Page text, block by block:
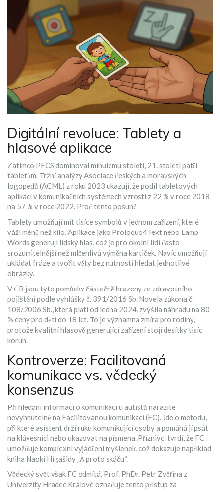
Digitální revoluce: Tablety a
hlasové aplikace
Zatímco PECS dominoval minulému století, 21. století patří
tabletům. Tržní analýzy Asociace českých a moravských
logopedů (ACML) z roku 2023 ukazují, že podíl tabletových
aplikací v komunikačních systémech vzrostl z 22 % v roce 2018
na 57 % v roce 2022. Proč tento posun?
Tablety umožňují mít tisíce symbolů v jednom zařízení, které
váží méně než kilo. Aplikace jako Proloquo4Textnebo Lamp
Words generují lidský hlas, což je pro okolní lidi často
srozumitelnější než mlčenlivá výměna kartiček. Navíc umožňují
ukládat fráze a tvořit věty bez nutnosti hledat jednotlivé
obrázky.
V ČR jsou tyto pomůcky částečně hrazeny ze zdravotního
pojištění podle vyhlášky č. 391/2016 Sb. Novela zákona č.
108/2006 Sb., která platí od ledna 2024, zvýšila náhradu na 80
% ceny pro děti do 18 let. To je významná zmíra pro rodiny,
protože kvalitní hlasově generující zařízení stojí desítky tisíc
korun.
Kontroverze: Facilitovaná
komunikace vs. vědecký
konsenzus
Při hledání informací o komunikaci u autistů narazíte
nevyhnutelně na Facilitovanou komunikaci (FC). Jde o metodu,
při které asistent drží ruku komunikující osoby a pomáhá jí psát
na klávesnici nebo ukazovat na písmena. Příznivci tvrdí, že FC
umožňuje komplexní vyjádření myšlenek, což dokazuje například
kniha Naoki Higašidy „A proto skáču“.
Vědecký svět však FC odmítá. Prof. PhDr. Petr Zvěřina z
Univerzity Hradec Králové označuje tento přístup za